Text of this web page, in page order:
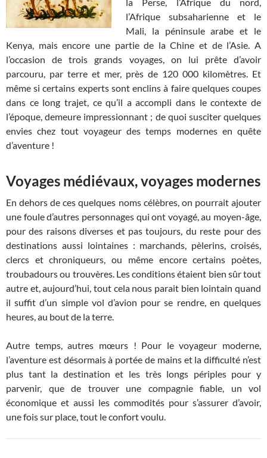
l’Afrique subsaharienne et le
Mali, la péninsule arabe et le
Kenya, mais encore une partie de la Chine et de l’Asie. A
l’occasion de trois grands voyages, on lui prête d’avoir
parcouru, par terre et mer, près de 120 000 kilomètres. Et
même si certains experts sont enclins à faire quelques coupes
dans ce long trajet, ce qu’il a accompli dans le contexte de
l’époque, demeure impressionnant ; de quoi susciter quelques
envies chez tout voyageur des temps modernes en quête
d’aventure !
Voyages médiévaux, voyages modernes
En dehors de ces quelques noms célèbres, on pourrait ajouter
une foule d’autres personnages qui ont voyagé, au moyen-âge,
pour des raisons diverses et pas toujours, du reste pour des
destinations aussi lointaines : marchands, pèlerins, croisés,
clercs et chroniqueurs, ou même encore certains poètes,
troubadours ou trouvères. Les conditions étaient bien sûr tout
autre et, aujourd’hui, tout cela nous parait bien lointain quand
il suffit d’un simple vol d’avion pour se rendre, en quelques
heures, au bout de la terre.
Autre temps, autres mœurs ! Pour le voyageur moderne,
l’aventure est désormais à portée de mains et la difficulté n’est
plus tant la destination et les très longs périples pour y
parvenir, que de trouver une compagnie fiable, un vol
économique et aussi les commodités pour s’assurer d’avoir,
une fois sur place, tout le confort voulu.